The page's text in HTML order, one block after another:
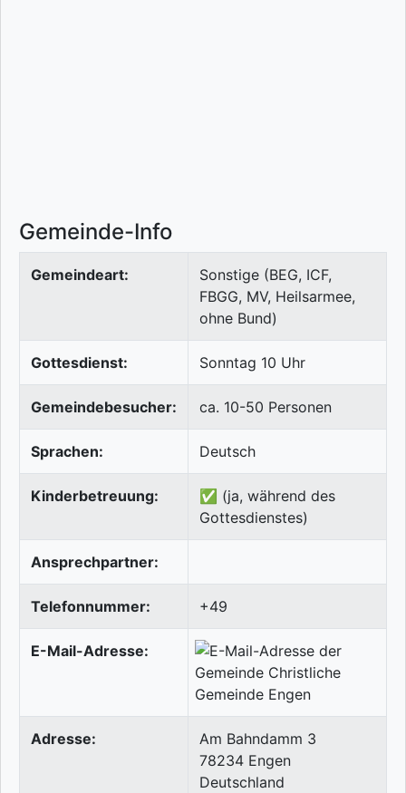
Gemeinde-Info
Gemeindeart:
Sonstige (BEG, ICF,
FBGG, MV, Heilsarmee,
ohne Bund)
Gottesdienst: Sonntag 10 Uhr
Gemeindebesucher: ca. 10-50 Personen
Sprachen: Deutsch
Kinderbetreuung:
✅ (ja, während des
Gottesdienstes)
Ansprechpartner:
Telefonnummer: +49
E-Mail-Adresse:
Adresse:
Am Bahndamm 3
78234 Engen
Deutschland